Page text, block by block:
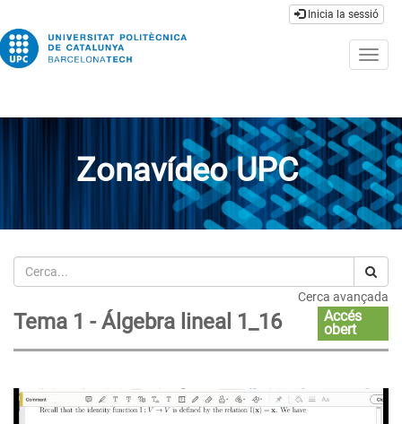
Inicia la sessió
Zonavídeo UPC
Cerca
Cerca avançada
Tema 1 - Álgebra lineal 1_16
Accés
obert